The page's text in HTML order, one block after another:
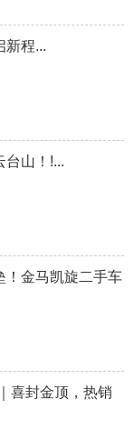
新程...
台山！!...
！金马凯旋二手车
喜封金顶，热销